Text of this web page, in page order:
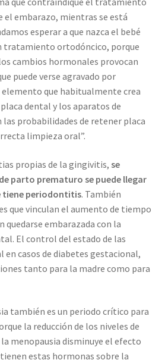
el embarazo, mientras se está
esperar a que nazca el bebé
tratamiento ortodóncico, porque
cambios hormonales provocan
puede verse agravado por
que habitualmente crea
dental y los aparatos de
probabilidades de retener placa
limpieza oral”.
propias de la gingivitis, se
parto prematuro se puede llegar
tiene periodontitis. También
que vinculan el aumento de tiempo
quedarse embarazada con la
El control del estado de las
en casos de diabetes gestacional,
tanto para la madre como para
también es un periodo crítico para
la reducción de los niveles de
menopausia disminuye el efecto
estas hormonas sobre la